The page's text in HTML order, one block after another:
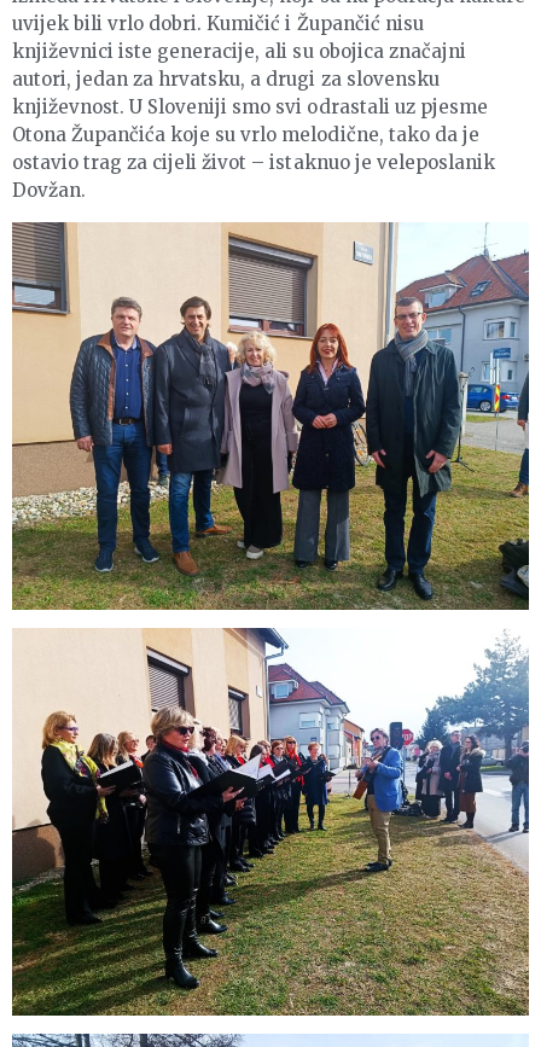
uvijek bili vrlo dobri. Kumičić i Župančić nisu
književnici iste generacije, ali su obojica značajni
autori, jedan za hrvatsku, a drugi za slovensku
književnost. U Sloveniji smo svi odrastali uz pjesme
Otona Župančića koje su vrlo melodične, tako da je
ostavio trag za cijeli život – istaknuo je veleposlanik
Dovžan.